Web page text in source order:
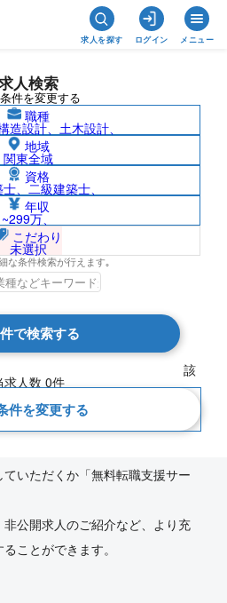
求人を探す ログイン メニュー
人検索
件を変更する
職種
造設計、土木設計、
地域
関東全域
資格
、二級建築士、
年収
~299万、
こだわり
未選択
な条件検索が行えます｡
で検索する
該
求人数 0件
件を変更する
の求人検索結果一覧
結果 0 件
いただくか「無料転職支援サー
公開求人のご紹介など、より充
ことができます。